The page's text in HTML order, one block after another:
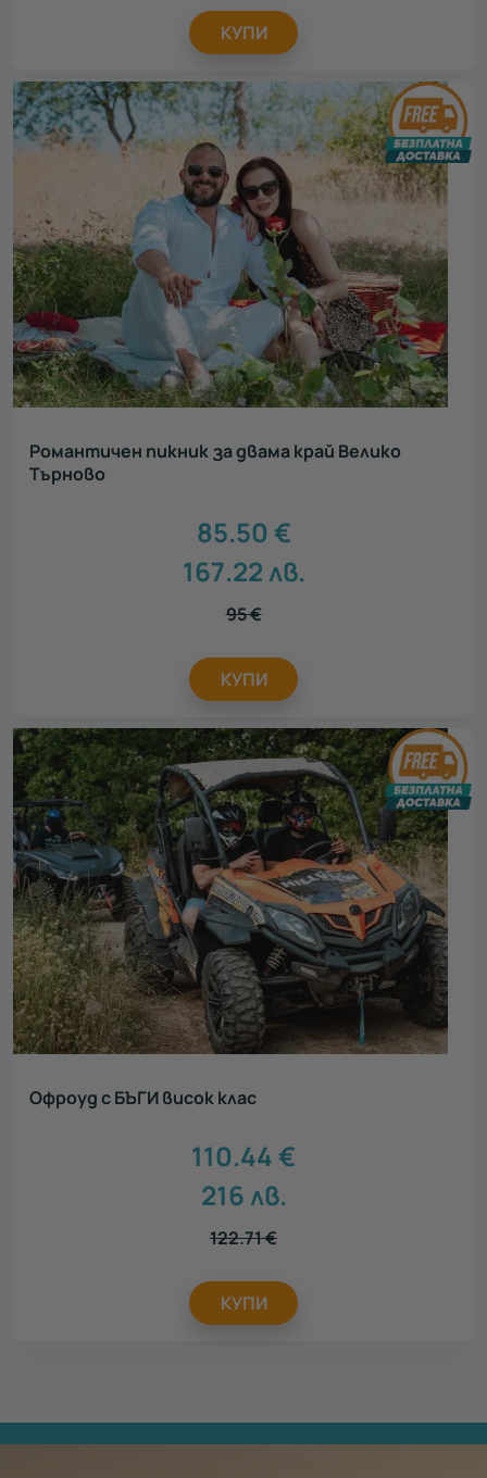
КУПИ
Романтичен пикник за двама край Велико
Търново
85.50 €
167.22лв.
95€
КУПИ
Офроуд с БЪГИ висок клас
110.44€
216лв.
122.71€
КУПИ